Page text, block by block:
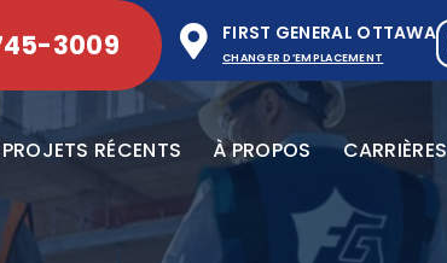
3009 FIRST GENERAL OTTAWA
CHANGER D’EMPLACEMENT
PROJETS RÉCENTS À PROPOS CARRIÈRES